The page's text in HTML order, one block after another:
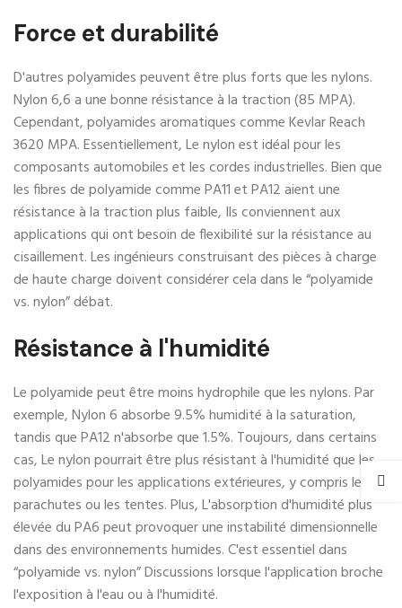
Force et durabilité
D'autres polyamides peuvent être plus forts que les nylons.
Nylon 6,6 a une bonne résistance à la traction (85 MPA).
Cependant, polyamides aromatiques comme Kevlar Reach
3620 MPA. Essentiellement, Le nylon est idéal pour les
composants automobiles et les cordes industrielles. Bien que
les fibres de polyamide comme PA11 et PA12 aient une
résistance à la traction plus faible, Ils conviennent aux
applications qui ont besoin de flexibilité sur la résistance au
cisaillement. Les ingénieurs construisant des pièces à charge
de haute charge doivent considérer cela dans le “polyamide
vs. nylon” débat.
Résistance à l'humidité
Le polyamide peut être moins hydrophile que les nylons. Par
exemple, Nylon 6 absorbe 9.5% humidité à la saturation,
tandis que PA12 n'absorbe que 1.5%. Toujours, dans certains
cas, Le nylon pourrait être plus résistant à l'humidité que les
polyamides pour les applications extérieures, y compris les
parachutes ou les tentes. Plus, L'absorption d'humidité plus
élevée du PA6 peut provoquer une instabilité dimensionnelle
dans des environnements humides. C'est essentiel dans
“polyamide vs. nylon” Discussions lorsque l'application broche
l'exposition à l'eau ou à l'humidité.